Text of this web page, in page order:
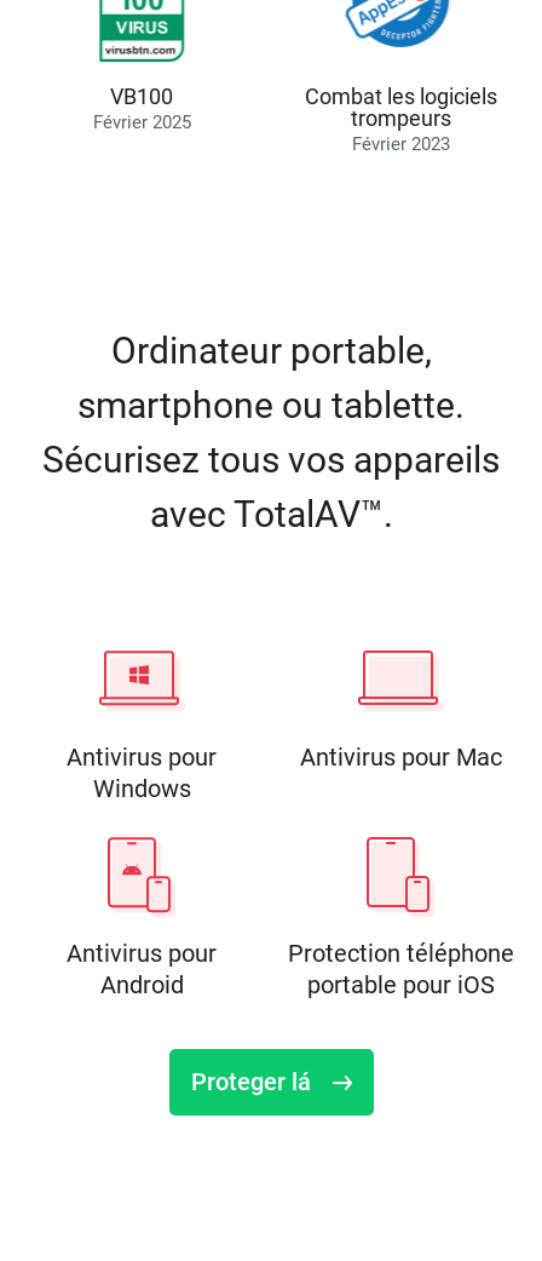
VB100
Février 2025
Combat les logiciels
trompeurs
Février 2023
Ordinateur portable,
smartphone ou tablette.
Sécurisez tous vos appareils
avec TotalAV™.
Antivirus pour
Windows
Antivirus pour Mac
Antivirus pour
Android
Protection téléphone
portable pour iOS
Proteger lá